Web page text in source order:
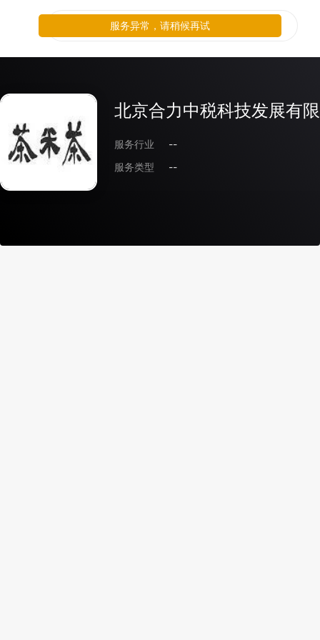
北京合力中税科技发展有
服务行业
--
服务类型
--
服务异常，请稍候再试